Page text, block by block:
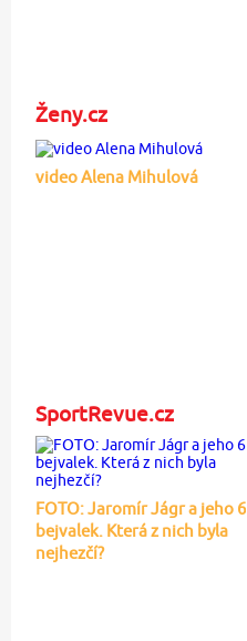
Ženy.cz
video Alena Mihulová
SportRevue.cz
FOTO: Jaromír Jágr a jeho 6
bejvalek. Která z nich byla
nejhezčí?